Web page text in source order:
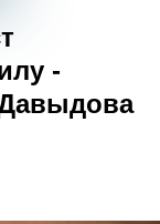
-